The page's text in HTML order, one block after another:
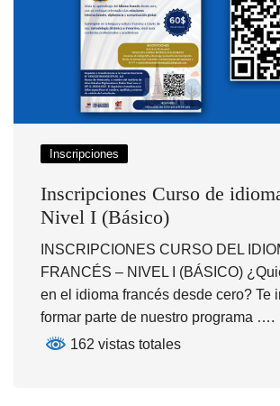
Inscripciones
Inscripciones Curso de
Nivel I (Básico)
INSCRIPCIONES CURSO DEL
FRANCÉS – NIVEL I (BÁSICO)
en el idioma francés desde cero? Te
formar parte de nuestro programa ….
162 vistas totales